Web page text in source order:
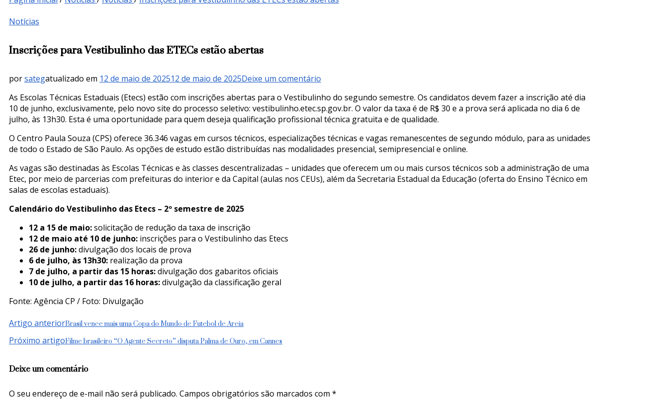
Notícias
Inscrições para Vestibulinho das ETECs estão abertas
porsategatualizado em 12 de maio de 202512 de maio de 2025Deixe um comentário
para
Vestibulinho
das
ETECs
estão
abertas
As Escolas Técnicas Estaduais (Etecs) estão com inscrições abertas para o Vestibulinho do segundo semestre. Os candidatos devem fazer a inscrição até dia
10 de junho, exclusivamente, pelo novo site do processo seletivo: vestibulinho.etec.sp.gov.br. O valor da taxa é de R$ 30 e a prova será aplicada no dia 6 de
julho, às 13h30. Esta é uma oportunidade para quem deseja qualificação profissional técnica gratuita e de qualidade.
O Centro Paula Souza (CPS) oferece 36.346 vagas em cursos técnicos, especializações técnicas e vagas remanescentes de segundo módulo, para as unidades
de todo o Estado de São Paulo. As opções de estudo estão distribuídas nas modalidades presencial, semipresencial e online.
As vagas são destinadas às Escolas Técnicas e às classes descentralizadas – unidades que oferecem um ou mais cursos técnicos sob a administração de uma
Etec, por meio de parcerias com prefeituras do interior e da Capital (aulas nos CEUs), além da Secretaria Estadual da Educação (oferta do Ensino Técnico em
salas de escolas estaduais).
Calendário do Vestibulinho das Etecs – 2º semestre de 2025
12 a 15 de maio:solicitação de redução da taxa de inscrição
12 de maio até 10 de junho: inscrições para o Vestibulinho das Etecs
26 de junho:divulgação dos locais de prova
6 de julho, às 13h30: realização da prova
7 de julho, a partir das 15 horas:divulgação dos gabaritos oficiais
10 de julho, a partir das 16 horas:divulgação da classificação geral
Fonte: Agência CP / Foto: Divulgação
Navegação
de
Artigo anteriorBrasil vence mais uma Copa do Mundo de Futebol de Areia
Próximo artigoFilme brasileiro “O Agente Secreto” disputa Palma de Ouro, em Cannes
Deixe um comentário
O seu endereço de e-mail não será publicado. Campos obrigatórios são marcados com *